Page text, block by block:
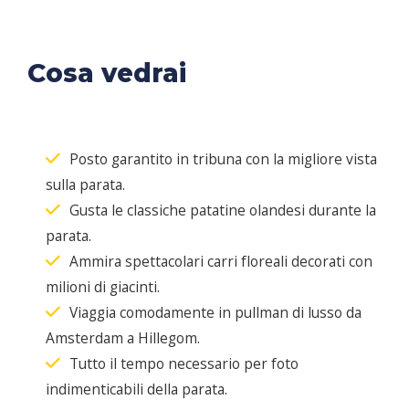
Cosa vedrai
Posto garantito in tribuna con la migliore vista
sulla parata.
Gusta le classiche patatine olandesi durante la
parata.
Ammira spettacolari carri floreali decorati con
milioni di giacinti.
Viaggia comodamente in pullman di lusso da
Amsterdam a Hillegom.
Tutto il tempo necessario per foto
indimenticabili della parata.